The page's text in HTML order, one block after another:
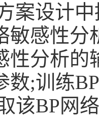
案设计
敏感性分
性分析的
数;训练BP
该BP网